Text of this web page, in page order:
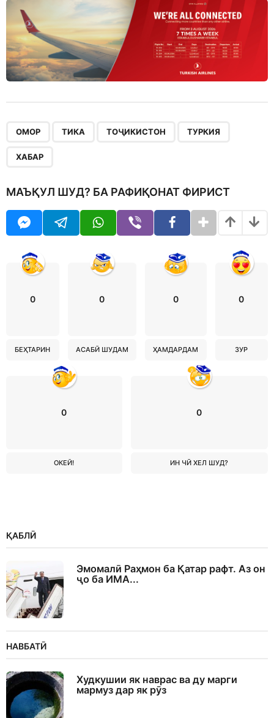
ОМОР ТИКА ТОҶИКИСТОН ТУРКИЯ
ХАБАР
МАЪҚУЛ ШУД? БА РАФИҚОНАТ ФИРИСТ
0
БЕҲТАРИН
0
АСАБӢ ШУДАМ
0
ҲАМДАРДАМ
0
ЗУР
0
ОКЕЙ!
0
ИН ЧӢ ХЕЛ ШУД?
ҚАБЛӢ
Эмомалӣ Раҳмон ба Қатар рафт. Аз он
ҷо ба ИМА...
НАВБАТӢ
Худкушии як наврас ва ду марги
мармуз дар як рӯз